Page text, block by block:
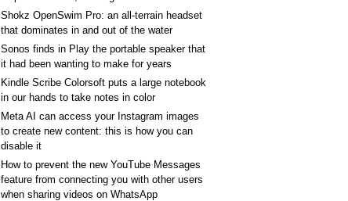
Shokz OpenSwim Pro: an all-terrain headset
that dominates in and out of the water
Sonos finds in Play the portable speaker that
it had been wanting to make for years
Kindle Scribe Colorsoft puts a large notebook
in our hands to take notes in color
Meta AI can access your Instagram images
to create new content: this is how you can
disable it
How to prevent the new YouTube Messages
feature from connecting you with other users
when sharing videos on WhatsApp